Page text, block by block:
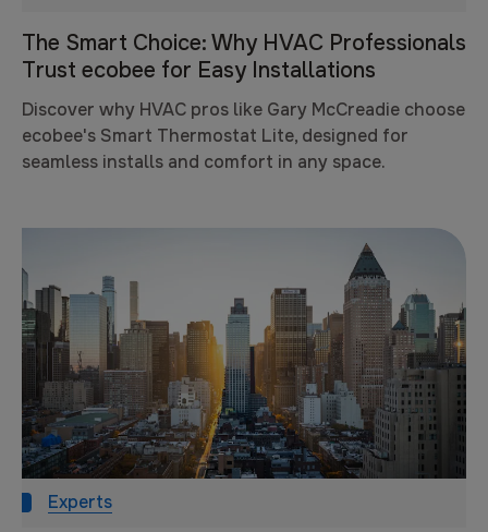
The Smart Choice: Why HVAC Professionals
Trust ecobee for Easy Installations
Discover why HVAC pros like Gary McCreadie choose
ecobee's Smart Thermostat Lite, designed for
seamless installs and comfort in any space.
Experts